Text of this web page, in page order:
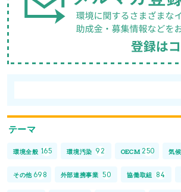
テーマ
環境全般 165 環境汚染 92 OECM 250 気
その他 698 外部連携事業 50 協働取組 84